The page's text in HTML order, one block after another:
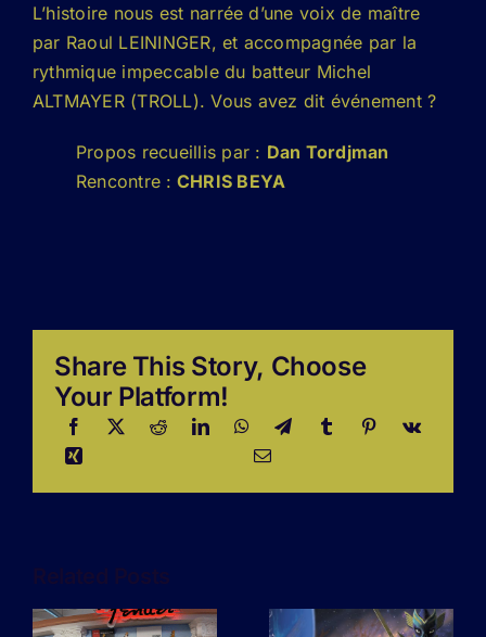
L’histoire nous est narrée d’une voix de maître
par Raoul LEININGER, et accompagnée par la
rythmique impeccable du batteur Michel
ALTMAYER (TROLL). Vous avez dit événement ?
Propos recueillis par : Dan Tordjman
Rencontre : CHRIS BEYA
Share This Story, Choose
Your Platform!